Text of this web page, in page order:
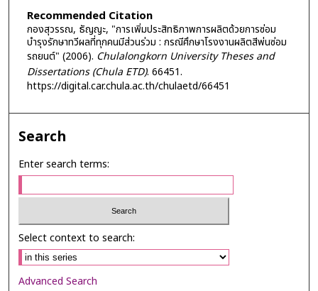
Recommended Citation
กองสุวรรณ, ธัญญะ, "การเพิ่มประสิทธิภาพการผลิตด้วยการซ่อม
บำรุงรักษาทวีผลที่ทุกคนมีส่วนร่วม : กรณีศึกษาโรงงานผลิตสีพ่นซ่อม
รถยนต์" (2006). Chulalongkorn University Theses and
Dissertations (Chula ETD). 66451.
https://digital.car.chula.ac.th/chulaetd/66451
Search
Enter search terms:
Select context to search:
Advanced Search